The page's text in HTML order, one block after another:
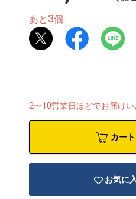
あと 3個
2〜10営業日ほどでお届けい
カー
お気に